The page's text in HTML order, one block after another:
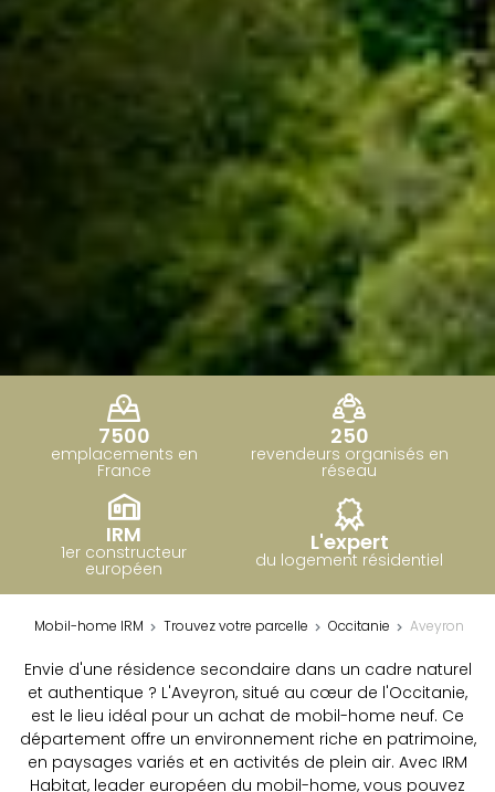
7500
emplacements en
France
250
revendeurs organisés en
réseau
IRM
1er constructeur
européen
L'expert
du logement résidentiel
Mobil-home IRM Trouvez votre parcelle Occitanie Aveyron
Envie d'une résidence secondaire dans un cadre naturel
et authentique ? L'Aveyron, situé au cœur de l'Occitanie,
est le lieu idéal pour un achat de mobil-home neuf. Ce
département offre un environnement riche en patrimoine,
en paysages variés et en activités de plein air. Avec IRM
Habitat, leader européen du mobil-home, vous pouvez